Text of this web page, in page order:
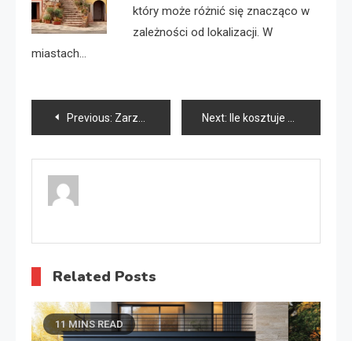
który może różnić się znacząco w
zależności od lokalizacji. W
miastach…
Nawigacja
wpisu
Previous: Zarządzanie nieruchomościami jak zacząć? Next: Ile kosztuje wycena wartości nieruchomości?
Related Posts
11 MINS READ